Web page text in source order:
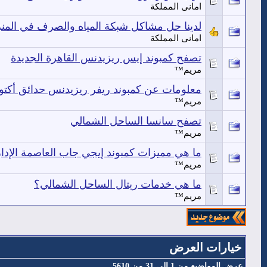
امانى المملكة
لدينا حل مشاكل شبكة المياه والصرف في
امانى المملكة
تصفح كمبوند إيس ريزيدنس القاهرة الجديدة
مريم™
معلومات عن كمبوند ريفر ريزيدنس حدائق
مريم™
تصفح سانسا الساحل الشمالي
مريم™
ما هي مميزات كمبوند إيجي جاب العاصمة
مريم™
ما هي خدمات ريتال الساحل الشمالي؟
مريم™
خيارات العرض